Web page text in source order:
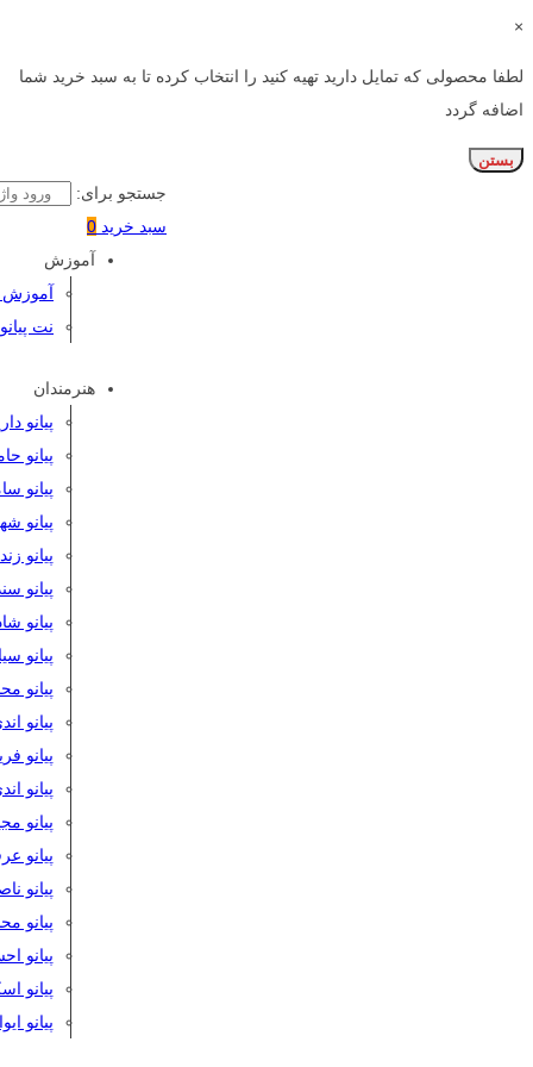
×
لطفا محصولی که تمایل دارید تهیه کنید را انتخاب کرده تا به سبد خرید شما
اضافه گردد
بستن
جستجو برای:
سبد خرید 0
آموزش
آموزش
نت پیانو
هنرمندان
پیانو
پیانو
پیانو
پیانو
پیانو
پیانو
پیانو
پیانو
پیانو
پیانو
پیانو
پیانو
پیانو
پیانو
پیانو
پیانو
پیانو
پیانو
پیانو